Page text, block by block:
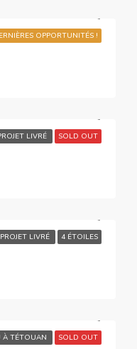
OPPORTUNITÉS !
LIVRÉ SOLD OUT
PROJET LIVRÉ 4 ÉTOILES
À TÉTOUAN SOLD OUT